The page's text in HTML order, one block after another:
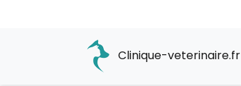
Clinique-veterinaire.fr